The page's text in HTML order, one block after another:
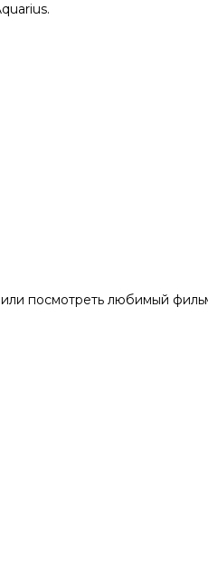
посмотреть любимый